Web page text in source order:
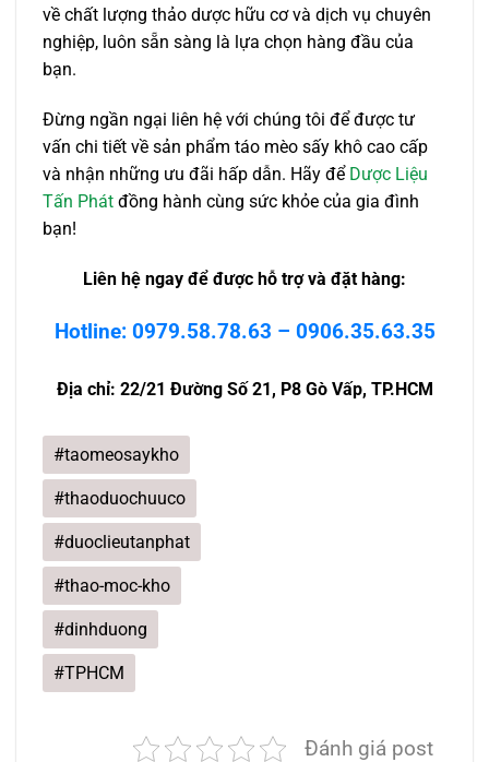
về chất lượng thảo dược hữu cơ và dịch vụ chuyên
nghiệp, luôn sẵn sàng là lựa chọn hàng đầu của
bạn.
Đừng ngần ngại liên hệ với chúng tôi để được tư
vấn chi tiết về sản phẩm táo mèo sấy khô cao cấp
và nhận những ưu đãi hấp dẫn. Hãy để Dược Liệu
Tấn Phát đồng hành cùng sức khỏe của gia đình
bạn!
Liên hệ ngay để được hỗ trợ và đặt hàng:
Hotline: 0979.58.78.63 – 0906.35.63.35
Địa chỉ: 22/21 Đường Số 21, P8 Gò Vấp, TP.HCM
#taomeosaykho
#thaoduochuuco
#duoclieutanphat
#thao-moc-kho
#dinhduong
#TPHCM
Đánh giá post